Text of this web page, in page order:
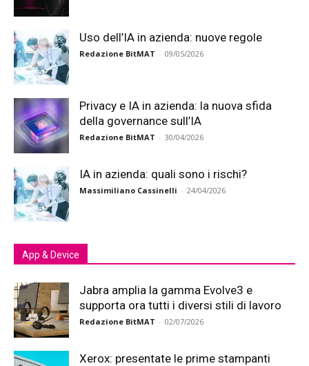
Uso dell’IA in azienda: nuove regole
Redazione BitMAT - 09/05/2026
Privacy e IA in azienda: la nuova sfida
della governance sull’IA
Redazione BitMAT - 30/04/2026
IA in azienda: quali sono i rischi?
Massimiliano Cassinelli - 24/04/2026
App & Device
Jabra amplia la gamma Evolve3 e
supporta ora tutti i diversi stili di lavoro
Redazione BitMAT - 02/07/2026
Xerox: presentate le prime stampanti